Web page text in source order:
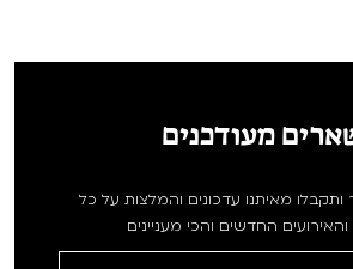
מעודכנים
ותקבלו מאיתנו עדכונים והמלצות על כל
החדשים והכי מעניינים